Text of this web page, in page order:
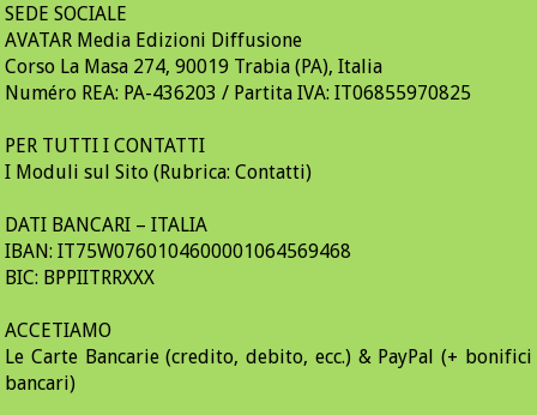
SEDE SOCIALE
AVATAR Media Edizioni Diffusione
Corso La Masa 274, 90019 Trabia (PA), Italia
Numéro REA: PA-436203 / Partita IVA: IT06855970825
PER TUTTI I CONTATTI
I Moduli sul Sito (Rubrica: Contatti)
DATI BANCARI – ITALIA
IBAN: IT75W0760104600001064569468
BIC: BPPIITRRXXX
ACCETIAMO
Le Carte Bancarie (credito, debito, ecc.) & PayPal (+ bonifici
bancari)